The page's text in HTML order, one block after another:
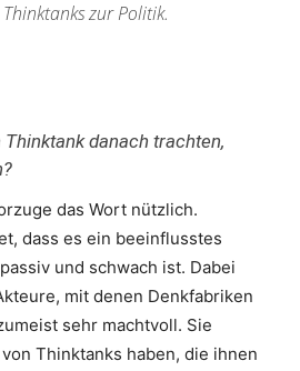
zur Politik.
danach trachten,
das Wort nützlich.
dass es ein beeinflusstes
und schwach ist. Dabei
mit denen Denkfabriken
sehr machtvoll. Sie
Thinktanks haben, die ihnen